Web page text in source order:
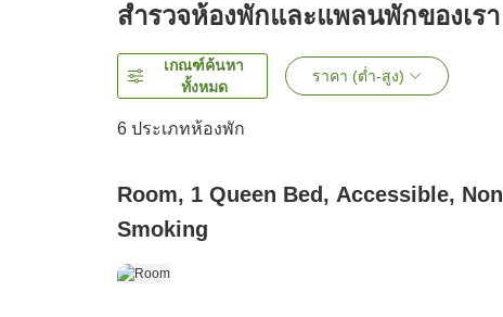
สำรวจห้องพักและแพลนพักของเรา
เกณฑ์ค้นหา
ทั้งหมด
ราคา (ต่ำ-สูง)
6 ประเภทห้องพัก
Room, 1 Queen Bed, Accessible, Non
Smoking